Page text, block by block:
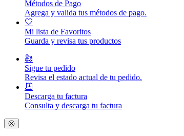
Métodos de Pago
Agrega y valida tus métodos de pago.
Mi lista de Favoritos
Guarda y revisa tus productos
Sigue tu pedido
Revisa el estado actual de tu pedido.
Descarga tu factura
Consulta y descarga tu factura